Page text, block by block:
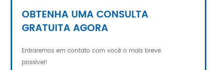
OBTENHA UMA CONSULTA
GRATUITA AGORA
Entraremos em contato com você o mais breve
possível!